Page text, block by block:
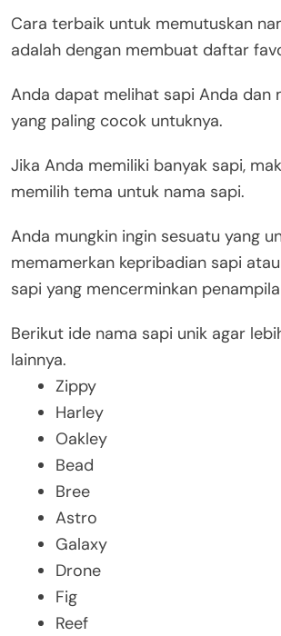
Cara terbaik untuk memutuskan
adalah dengan membuat daftar
Anda dapat melihat sapi Anda dan
yang paling cocok untuknya.
Jika Anda memiliki banyak sapi,
memilih tema untuk nama sapi.
Anda mungkin ingin sesuatu yang
memamerkan kepribadian sapi
sapi yang mencerminkan
Berikut ide nama sapi unik agar
lainnya.
Zippy
Harley
Oakley
Bead
Bree
Astro
Galaxy
Drone
Fig
Reef